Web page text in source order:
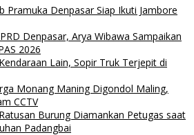
Pramuka Denpasar Siap Ikuti Jambore
Denpasar, Arya Wibawa Sampaikan
2026
Lain, Sopir Truk Terjepit di
Monang Maning Digondol Maling,
CCTV
Burung Diamankan Petugas saat
Padangbai